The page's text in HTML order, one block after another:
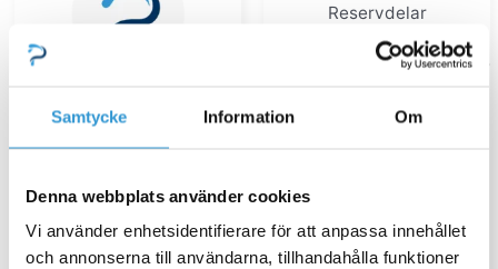
Samtycke Information Om
Denna webbplats använder cookies
Vi använder enhetsidentifierare för att anpassa innehållet
och annonserna till användarna, tillhandahålla funktioner
poolvärmepumpar
Fläktmotor V/H/S/R/P
20/30/30-3P & Q30/Q30-
Reservdelar
Kondensator kompressor
Lägg till i varukorg